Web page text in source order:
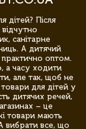
дітей? Після
санітарне
А дитячий
оптом.
а часу ходити
але так, щоб не
для дітей у
дитячих речей,
– це
товари мають
вибрати все, що